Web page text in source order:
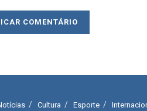
Cultura Esporte